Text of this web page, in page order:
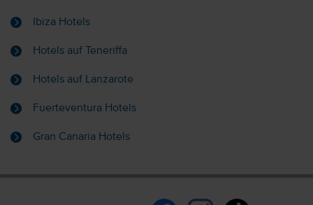
Ibiza Hotels
Hotels auf Teneriffa
Hotels auf Lanzarote
Fuerteventura Hotels
Gran Canaria Hotels